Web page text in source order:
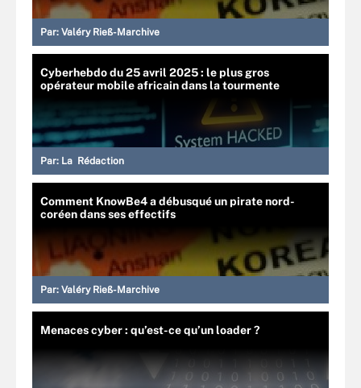
Par: Valéry Rieß-Marchive
Cyberhebdo du 25 avril 2025 : le plus gros
opérateur mobile africain dans la tourmente
Par: La Rédaction
Comment KnowBe4 a débusqué un pirate nord-
coréen dans ses effectifs
Par: Valéry Rieß-Marchive
Menaces cyber : qu’est-ce qu’un loader ?